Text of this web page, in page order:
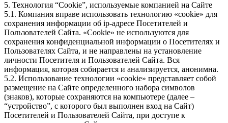
5. Технология “Cookie”, используемые компанией на Сайте
5.1. Компания вправе использовать технологию «cookie» для
сохранения информации об ip-адресе Посетителей и
Пользователей Сайта. «Cookie» не используются для
сохранения конфиденциальной информации о Посетителях и
Пользователях Сайта, и не направлены на установление
личности Посетителя и Пользователей Сайта. Вся
информация, которая собирается и анализируется, анонимна.
5.2. Использование технологии «cookie» представляет собой
размещение на Сайте определенного набора символов
(знаков), которые сохраняются на компьютере (далее –
“устройство”, с которого был выполнен вход на Сайт)
Посетителей и Пользователей Сайта, при доступе к